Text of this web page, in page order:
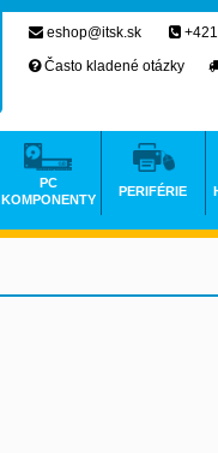
eshop@itsk.sk
Často kladené otázky
PC
KOMPONENTY
PERIFÉRIE